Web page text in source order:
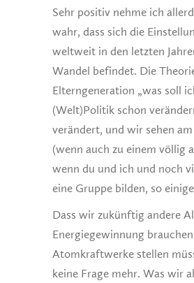
Sehr positiv nehme ich
wahr, dass sich die
weltweit in den letzten
Wandel befindet. Die
Elterngeneration „was soll
(Welt)Politik schon
verändert, und wir sehen
(wenn auch zu einem völlig
wenn du und ich und noch
eine Gruppe bilden, so
Dass wir zukünftig andere
Energiegewinnung
Atomkraftwerke stellen
keine Frage mehr. Was wir